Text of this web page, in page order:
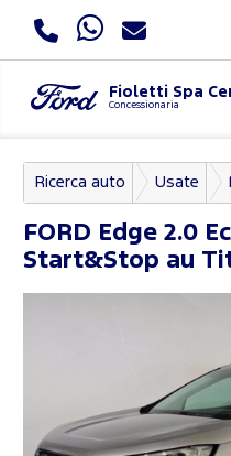
Concessionaria
Ricerca auto Usate
FORD Edge 2.0
Start&Stop au